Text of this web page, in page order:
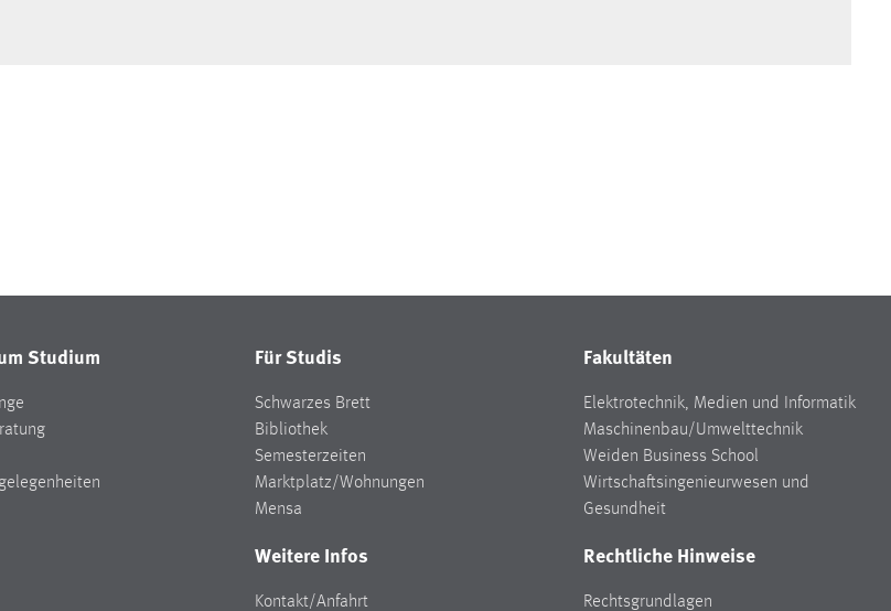
Studium Für Studis
Schwarzes Brett
Bibliothek
Semesterzeiten
Marktplatz/Wohnungen
Mensa
Fakultäten
Elektrotechnik, Medien und Informatik
Maschinenbau/Umwelttechnik
Weiden Business School
Wirtschaftsingenieurwesen und
Gesundheit
Weitere Infos
Kontakt/Anfahrt
Rechtliche Hinweise
Rechtsgrundlagen